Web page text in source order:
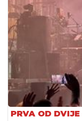
PRVA OD DVIJE